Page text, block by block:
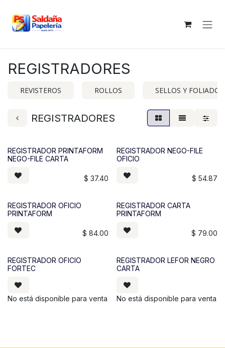
REGISTRADORES
REVISTEROS ROLLOS SELLOS Y
REGISTRADORES
REGISTRADOR PRINTAFORM
NEGO-FILE CARTA
$ 37.40
REGISTRADOR NEGO-FILE
OFICIO
$ 54.87
REGISTRADOR OFICIO
PRINTAFORM
$ 84.00
REGISTRADOR CARTA
PRINTAFORM
$ 79.00
REGISTRADOR OFICIO
FORTEC
No está disponible para venta
REGISTRADOR LEFOR NEGRO
CARTA
No está disponible para venta